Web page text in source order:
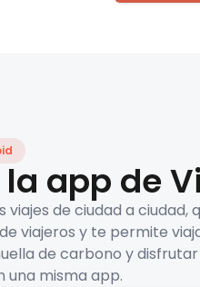
app de
de ciudad a ciudad,
viajeros y te permite
de carbono y
una misma app.